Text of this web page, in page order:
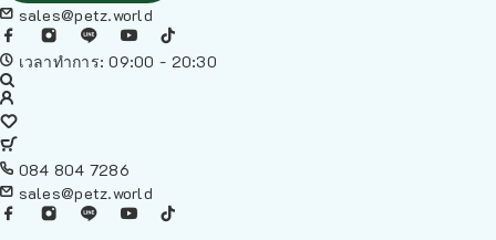
sales@petz.world
เวลาทำการ: 09:00 - 20:30
084 804 7286
sales@petz.world